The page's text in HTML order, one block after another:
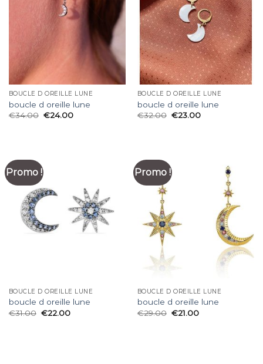
BOUCLE D OREILLE LUNE
boucle d oreille lune
€34.00 €24.00
BOUCLE D OREILLE LUNE
boucle d oreille lune
€32.00 €23.00
Promo !
BOUCLE D OREILLE LUNE
boucle d oreille lune
€31.00 €22.00
Promo !
BOUCLE D OREILLE LUNE
boucle d oreille lune
€29.00 €21.00